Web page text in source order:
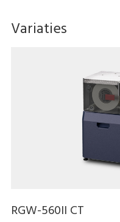
Variaties
RGW-560II CT